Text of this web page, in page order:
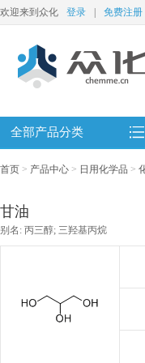
欢迎来到众化 登录 免费注册
全部产品分类
首页 > 产品中心 > 日用化学品 >
甘油
别名: 丙三醇; 三羟基丙烷